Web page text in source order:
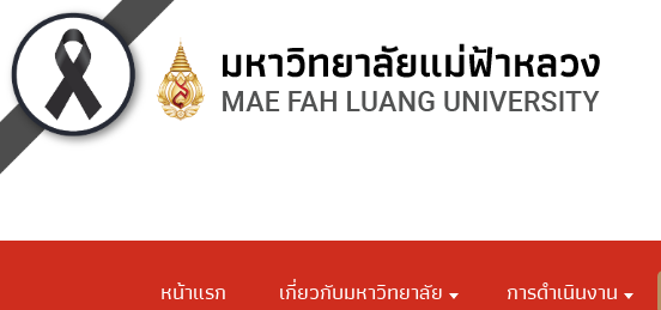
หน้าแรก เกี่ยวกับมหาวิทยาลัย การดำเนินงาน